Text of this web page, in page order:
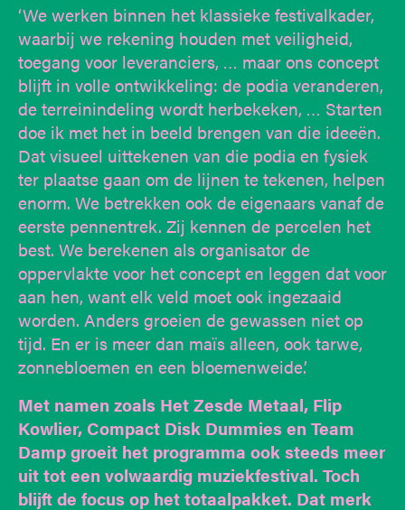
‘We werken binnen het klassieke festivalkader,
waarbij we rekening houden met veiligheid,
toegang voor leveranciers, … maar ons concept
blijft in volle ontwikkeling: de podia veranderen,
de terreinindeling wordt herbekeken, … Starten
doe ik met het in beeld brengen van die ideeën.
Dat visueel uittekenen van die podia en fysiek
ter plaatse gaan om de lijnen te tekenen, helpen
enorm. We betrekken ook de eigenaars vanaf de
eerste pennentrek. Zij kennen de percelen het
best. We berekenen als organisator de
oppervlakte voor het concept en leggen dat voor
aan hen, want elk veld moet ook ingezaaid
worden. Anders groeien de gewassen niet op
tijd. En er is meer dan maïs alleen, ook tarwe,
zonnebloemen en een bloemenweide.’
Met namen zoals Het Zesde Metaal, Flip
Kowlier, Compact Disk Dummies en Team
Damp groeit het programma ook steeds meer
uit tot een volwaardig muziekfestival. Toch
blijft de focus op het totaalpakket. Dat merk